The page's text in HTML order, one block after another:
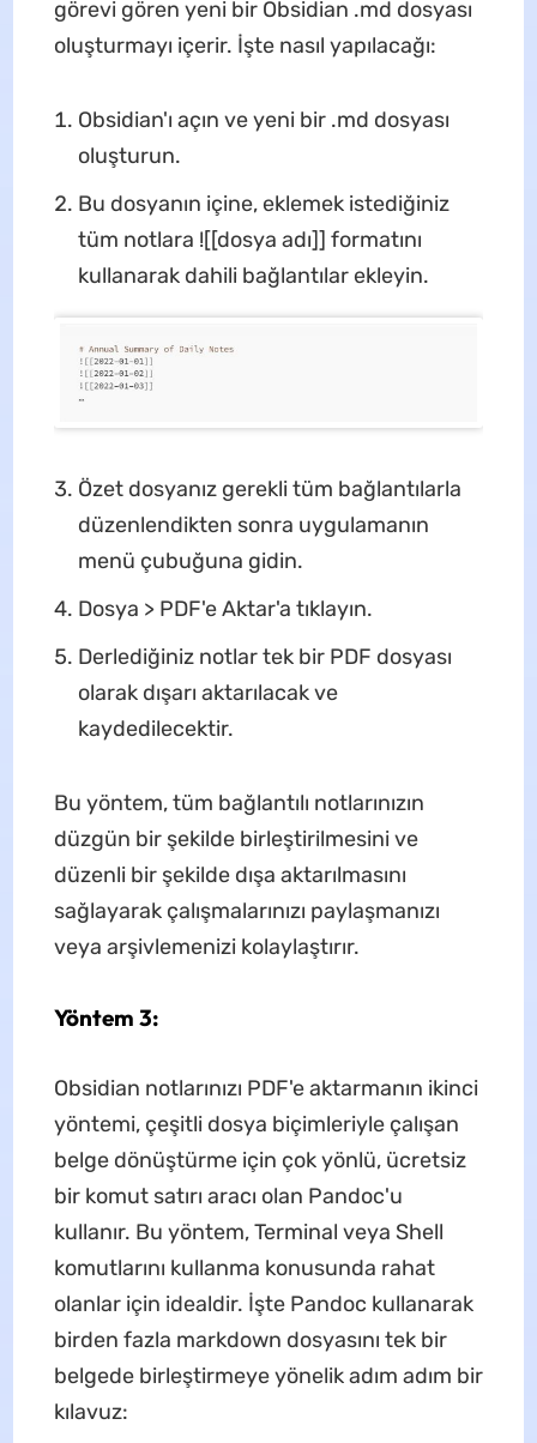
görevi gören yeni bir Obsidian .md dosyası
oluşturmayı içerir. İşte nasıl yapılacağı:
Obsidian'ı açın ve yeni bir .md dosyası
oluşturun.
Bu dosyanın içine, eklemek istediğiniz
tüm notlara ![[dosya adı]] formatını
kullanarak dahili bağlantılar ekleyin.
Özet dosyanız gerekli tüm bağlantılarla
düzenlendikten sonra uygulamanın
menü çubuğuna gidin.
Dosya > PDF'e Aktar'a tıklayın.
Derlediğiniz notlar tek bir PDF dosyası
olarak dışarı aktarılacak ve
kaydedilecektir.
Bu yöntem, tüm bağlantılı notlarınızın
düzgün bir şekilde birleştirilmesini ve
düzenli bir şekilde dışa aktarılmasını
sağlayarak çalışmalarınızı paylaşmanızı
veya arşivlemenizi kolaylaştırır.
Yöntem 3:
Obsidian notlarınızı PDF'e aktarmanın ikinci
yöntemi, çeşitli dosya biçimleriyle çalışan
belge dönüştürme için çok yönlü, ücretsiz
bir komut satırı aracı olan Pandoc'u
kullanır. Bu yöntem, Terminal veya Shell
komutlarını kullanma konusunda rahat
olanlar için idealdir. İşte Pandoc kullanarak
birden fazla markdown dosyasını tek bir
belgede birleştirmeye yönelik adım adım bir
kılavuz: